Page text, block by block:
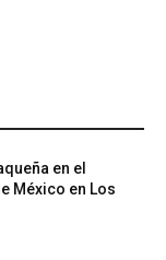
en el
México en Los